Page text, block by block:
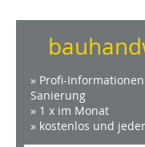
» Profi-
Sanierung
» 1 x im Monat
» kostenlos und